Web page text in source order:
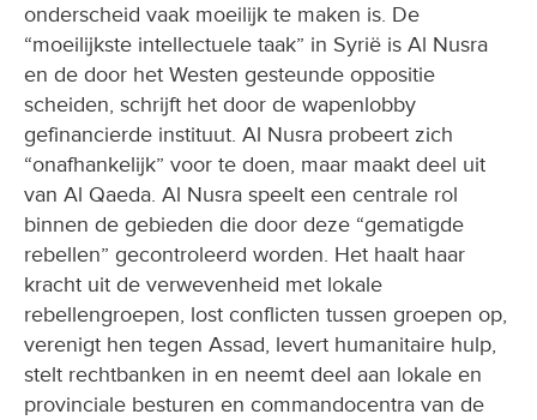
onderscheid vaak moeilijk te maken is. De
“moeilijkste intellectuele taak” in Syrië is Al Nusra
en de door het Westen gesteunde oppositie
scheiden, schrijft het door de wapenlobby
gefinancierde instituut. Al Nusra probeert zich
“onafhankelijk” voor te doen, maar maakt deel uit
van Al Qaeda. Al Nusra speelt een centrale rol
binnen de gebieden die door deze “gematigde
rebellen” gecontroleerd worden. Het haalt haar
kracht uit de verwevenheid met lokale
rebellengroepen, lost conflicten tussen groepen op,
verenigt hen tegen Assad, levert humanitaire hulp,
stelt rechtbanken in en neemt deel aan lokale en
provinciale besturen en commandocentra van de